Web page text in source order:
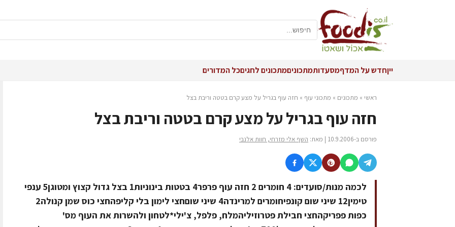
ייןחדש על המדףמסעדותמתכוניםמתכונים לחגיםכל המדורים
ראשי » מתכונים » מתכוני עוף » חזה עוף בגריל על מצע קרם בטטה וריבת בצל
חזה עוף בגריל על מצע קרם בטטה וריבת בצל
פורסם ב-10.9.2006 | מאת: השף אלי מזרחי, חוות אלנבי
לכמה מנות/סועדים: 4 חומרים 2 חזה עוף פרפר4 בטטות בינוניות1 בצל גדול קצוץ ומטוגן5 ענפי
טימין12 שיני שום קונפיחומרים למרינדה4 שיני שוםחצי לימון בלי קליפהחצי כוס שמן קנולה2
כפות פפריקהחצי חבילת פטרוזיליהמלח, פלפל, צ'ילי*לטחון ולהשרות את העוף מס'